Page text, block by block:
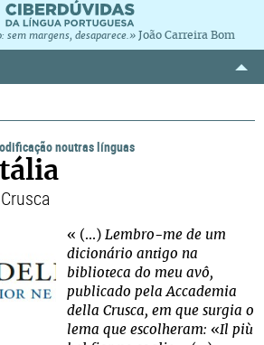
sem margens, desaparece.» João Carreira Bom
noutras línguas
« (...) Lembro-me de um
dicionário antigo na
biblioteca do meu avô,
publicado pela Accademia
della Crusca, em que surgia o
lema que escolheram: «Il più